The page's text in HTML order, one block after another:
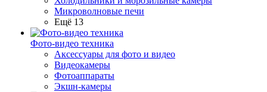
Микроволновые печи
Ещё 13
Фото-видео техника
Аксессуары для фото и видео
Видеокамеры
Фотоаппараты
Экшн-камеры